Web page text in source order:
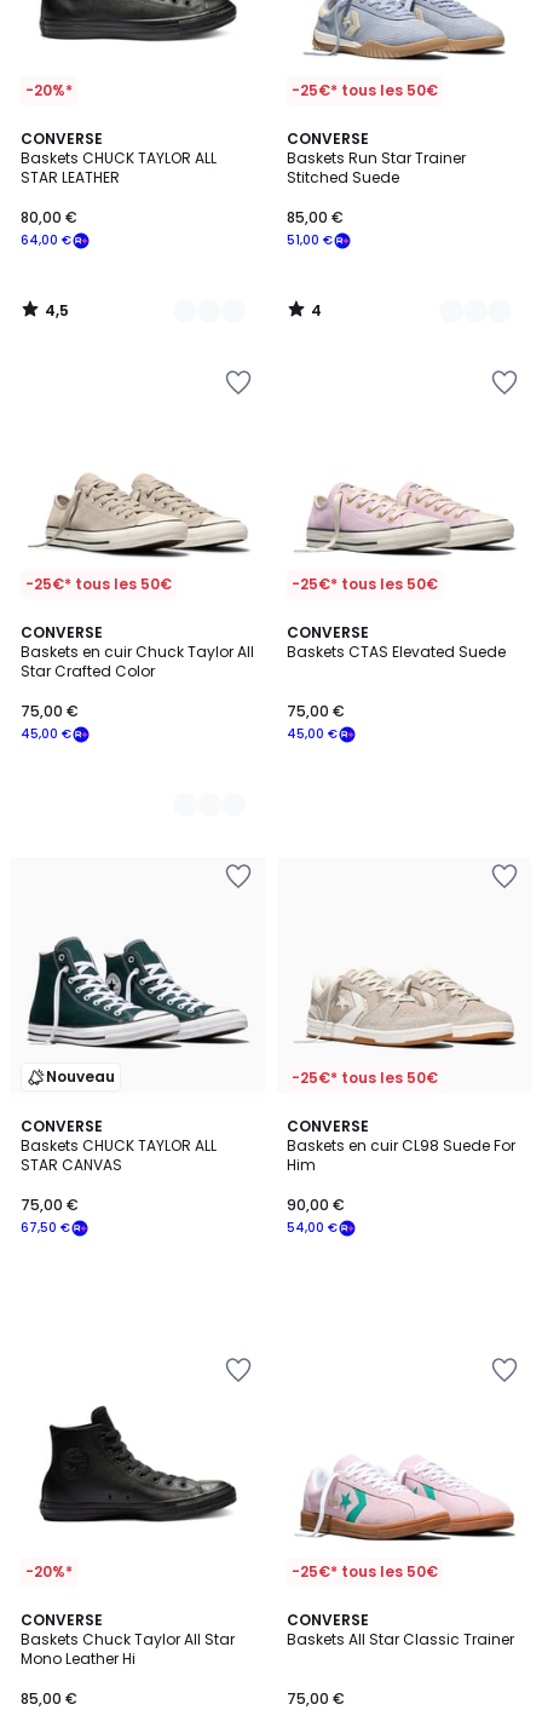
-20%*
CONVERSE
Baskets CHUCK TAYLOR ALL
STAR LEATHER
64,00 €
80,00 €
4,5
/ 5
4
Couleurs
4,5
/
-25€* tous les 50€
CONVERSE
Baskets Run Star Trainer
Stitched Suede
51,00 €
85,00 €
4
/
5
2
Couleurs
4
/
-25€* tous les 50€
CONVERSE
Baskets en cuir Chuck Taylor All
Star Crafted Color
45,00 €
75,00 €
2
Couleurs
-25€* tous les 50€
CONVERSE
Baskets CTAS Elevated Suede
45,00 €
75,00 €
Nouveau
CONVERSE
Baskets CHUCK TAYLOR ALL
STAR CANVAS
67,50 €
75,00 €
-25€* tous les 50€
CONVERSE
Baskets en cuir CL98 Suede For
Him
54,00 €
90,00 €
-20%*
CONVERSE
Baskets Chuck Taylor All Star
Mono Leather Hi
85,00 €
5
/
5
2
Couleurs
-25€* tous les 50€
CONVERSE
Baskets All Star Classic Trainer
75,00 €
2
Couleurs